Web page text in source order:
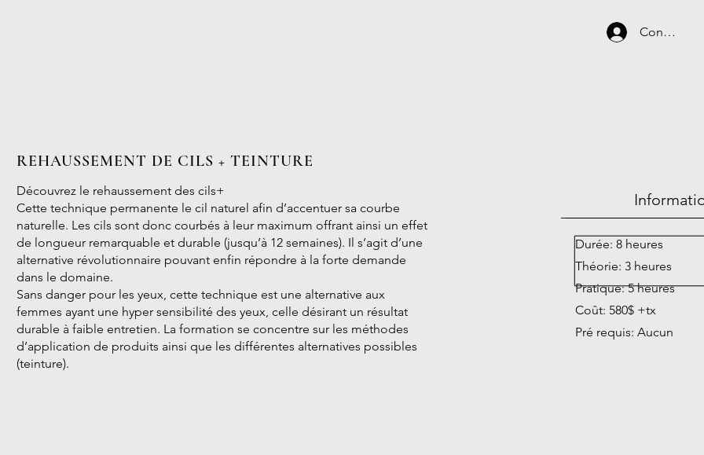
Connexion
REHAUSSEMENT DE CILS + TEINTURE
Découvrez le rehaussement des cils+
Cette technique permanente le cil naturel afin d’accentuer sa courbe
naturelle. Les cils sont donc courbés à leur maximum offrant ainsi un effet
de longueur remarquable et durable (jusqu’à 12 semaines). Il s’agit d’une
alternative révolutionnaire pouvant enfin répondre à la forte demande
dans le domaine.
Sans danger pour les yeux, cette technique est une alternative aux
femmes ayant une hyper sensibilité des yeux, celle désirant un résultat
durable à faible entretien. La formation se concentre sur les méthodes
d’application de produits ainsi que les différentes alternatives possibles
(teinture).
Durée: 8 heures
Théorie: 3 heures
Pratique: 5 heures
Coût: 580$ +tx
Pré requis: Aucun